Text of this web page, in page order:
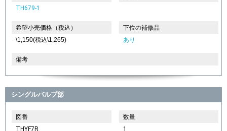
TH679-1
希望小売価格（税込）
\1,150(税込\1,265)
下位の補修品
あり
備考
シングルバルブ部
図番
THYF7R
数量
1